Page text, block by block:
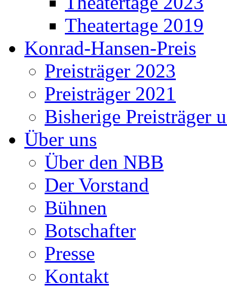
Theatertage 2019
Konrad-Hansen-Preis
Preisträger 2023
Preisträger 2021
Bisherige Preisträger
Über uns
Über den NBB
Der Vorstand
Bühnen
Botschafter
Presse
Kontakt